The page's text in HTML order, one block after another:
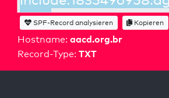
Hostname: aacd.org.br
Record-Type: TXT
SPF-Record analysieren Kopieren